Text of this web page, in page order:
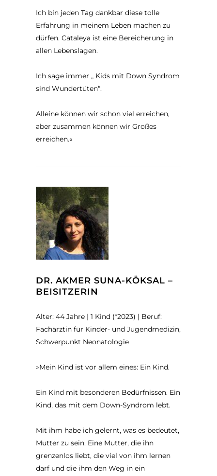
Ich bin jeden Tag dankbar diese tolle
Erfahrung in meinem Leben machen zu
dürfen. Cataleya ist eine Bereicherung in
allen Lebenslagen.
Ich sage immer „ Kids mit Down Syndrom
sind Wundertüten“.
Alleine können wir schon viel erreichen,
aber zusammen können wir Großes
erreichen.«
DR. AKMER SUNA-KÖKSAL –
BEISITZERIN
Alter: 44 Jahre | 1 Kind (*2023) | Beruf:
Fachärztin für Kinder- und Jugendmedizin,
Schwerpunkt Neonatologie
»Mein Kind ist vor allem eines: Ein Kind.
Ein Kind mit besonderen Bedürfnissen. Ein
Kind, das mit dem Down-Syndrom lebt.
Mit ihm habe ich gelernt, was es bedeutet,
Mutter zu sein. Eine Mutter, die ihn
grenzenlos liebt, die viel von ihm lernen
darf und die ihm den Weg in ein